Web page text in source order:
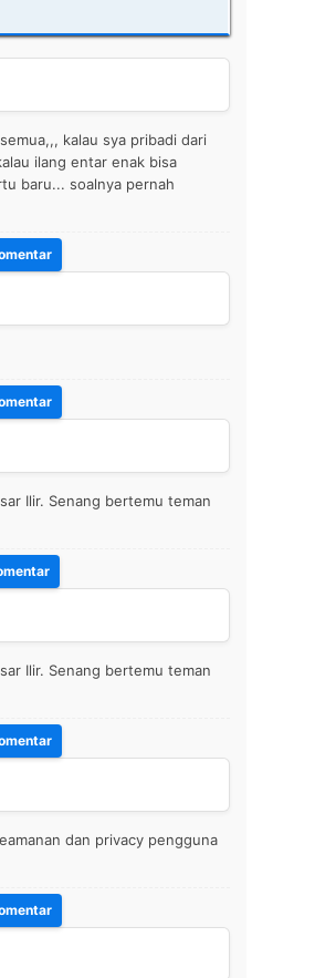
kalau sya pribadi dari
ilang entar enak bisa
baru... soalnya pernah
Ilir. Senang bertemu teman
Ilir. Senang bertemu teman
dan privacy pengguna